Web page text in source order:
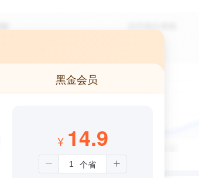
黑金会员
月
1.08元
¥ 14.9